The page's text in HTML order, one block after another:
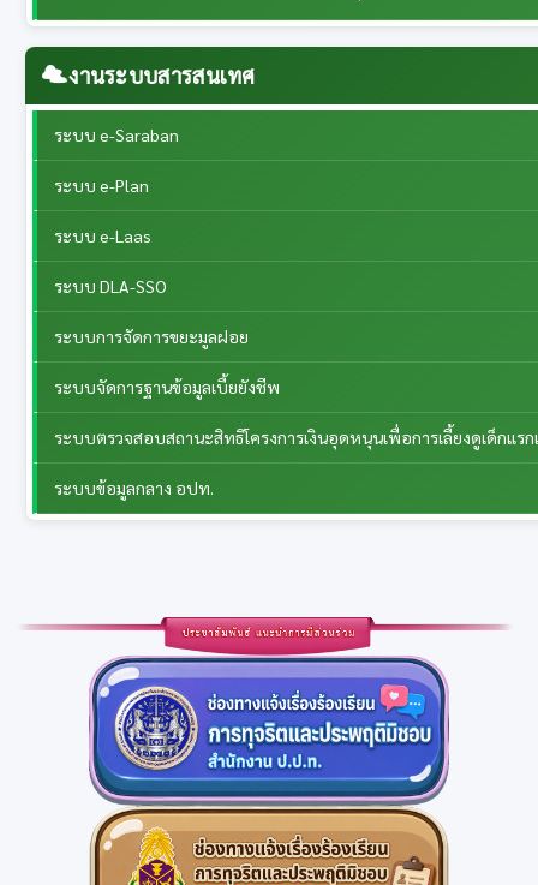
งานระบบสารสนเทศ
ระบบ e-Saraban
ระบบ e-Plan
ระบบ e-Laas
ระบบ DLA-SSO
ระบบการจัดการขยะมูลฝอย
ระบบจัดการฐานข้อมูลเบี้ยยังชีพ
ระบบตรวจสอบสถานะสิทธิโครงการเงินอุดหนุนเพื่อการเลี้ยงดูเด็กแรก
ระบบข้อมูลกลาง อปท.